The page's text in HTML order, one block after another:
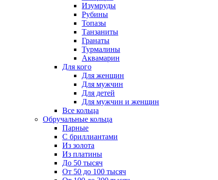
Изумруды
Рубины
Топазы
Танзаниты
Гранаты
Турмалины
Аквамарин
Для кого
Для женщин
Для мужчин
Для детей
Для мужчин и женщин
Все кольца
Обручальные кольца
Парные
С бриллиантами
Из золота
Из платины
До 50 тысяч
От 50 до 100 тысяч